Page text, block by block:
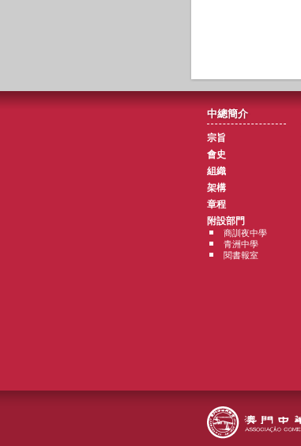
中總簡介
宗旨
會史
組織
架構
章程
附設部門
商訓夜中學
青洲中學
閱書報室